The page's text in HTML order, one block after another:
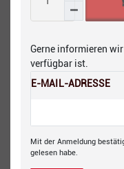
Gerne informieren
verfügbar ist.
E-MAIL-ADRESSE
Mit der Anmeldung
gelesen habe.